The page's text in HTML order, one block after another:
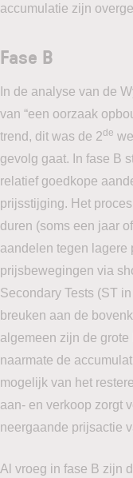
accumulatie zijn
Fase B
In de analyse van de
van “een oorzaak
trend, dit was de 2de
gevolg gaat. In fase B
relatief goedkope
prijsstijging. Het
duren (soms een jaar
aandelen tegen lagere
prijsbewegingen via
Secondary Tests (ST
breuken aan de
algemeen zijn de
naarmate de
mogelijk van het
aan- en verkoop zorgt
neergaande prijsactie
Al vroeg in fase B zijn